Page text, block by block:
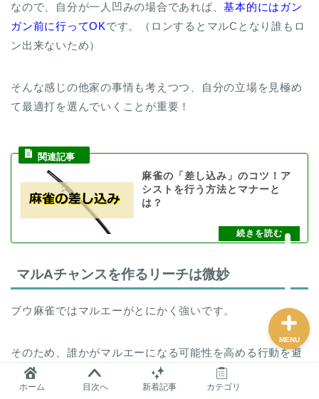
なので、自分が一人凹みの場合であれば、基本的にはガン
ガン前に行ってOKです。（ロンするとマルCとなり誰もロ
ン出来ないため）
そんな感じの他家の事情も考えつつ、自分の立場を見極め
て最適打を選んでいくことが重要！
麻雀の「差し込み」のコツ！ア
シストを行う方法とマナーと
は？
マルAチャンスを作るリーチは微妙
ブウ麻雀ではマルエーがとにかく強いです。
そのため、誰かがマルエーになる可能性を高める行動を避
けていくことも重要となります。
ホーム 目次へ 新着記事 カテゴリ
MENU
問い合わせ